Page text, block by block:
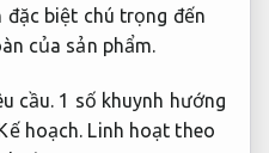
biệt chú trọng đến
của sản phẩm.
cầu. 1 số khuynh hướng
hoạch. Linh hoạt theo